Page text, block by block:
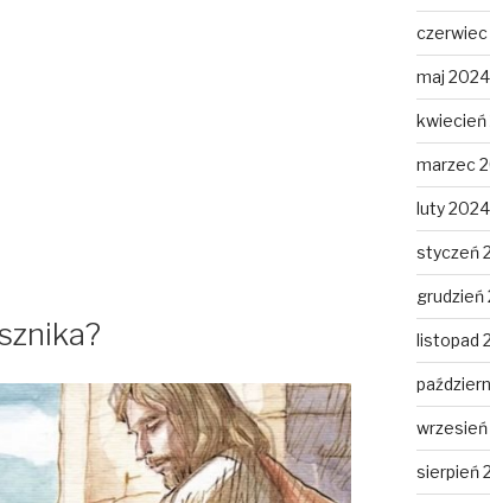
maj 2024
kwiecień
marzec
luty 2024
styczeń
grudzień
listopad
sierpień